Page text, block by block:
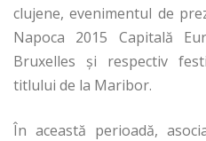
clujene, evenimentul de
Napoca 2015 Capitală
Bruxelles şi respectiv
titlului de la Maribor.
În această perioadă,